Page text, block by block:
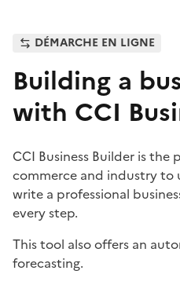
DÉMARCHE EN LIGNE
Building a
with CCI
CCI Business Builder is
commerce and industry to
write a professional
every step.
This tool also offers an
forecasting.